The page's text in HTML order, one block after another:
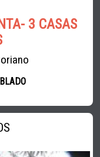
3 CASAS